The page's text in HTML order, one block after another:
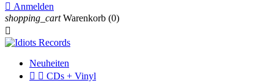
 Anmelden
shopping_cart Warenkorb (0)

Neuheiten
  CDs + Vinyl